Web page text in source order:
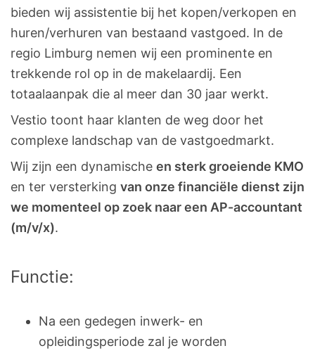
bieden wij assistentie bij het kopen/verkopen en
huren/verhuren van bestaand vastgoed. In de
regio Limburg nemen wij een prominente en
trekkende rol op in de makelaardij. Een
totaalaanpak die al meer dan 30 jaar werkt.
Vestio toont haar klanten de weg door het
complexe landschap van de vastgoedmarkt.
Wij zijn een dynamische en sterk groeiende KMO
en ter versterking van onze financiële dienst zijn
we momenteel op zoek naar een AP-accountant
(m/v/x).
Functie:
Na een gedegen inwerk- en
opleidingsperiode zal je worden